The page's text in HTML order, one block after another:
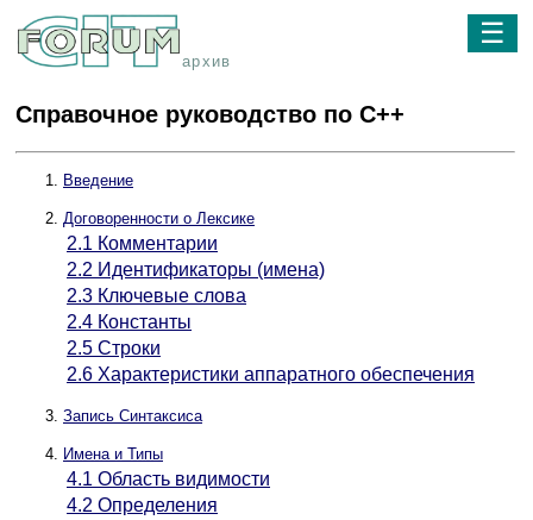
архив
☰
Справочное руководство по С++
Введение
Договоренности о Лексике
2.1 Комментарии
2.2 Идентификаторы (имена)
2.3 Ключевые слова
2.4 Константы
2.5 Строки
2.6 Характеристики аппаратного обеспечения
Запись Синтаксиса
Имена и Типы
4.1 Область видимости
4.2 Определения